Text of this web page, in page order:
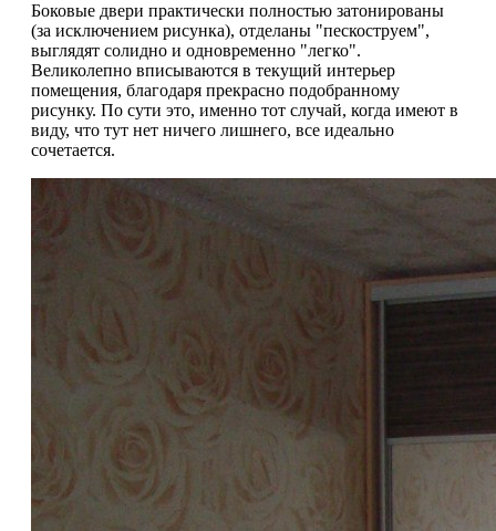
Боковые двери практически полностью затонированы
(за исключением рисунка), отделаны "пескоструем",
выглядят солидно и одновременно "легко".
Великолепно вписываются в текущий интерьер
помещения, благодаря прекрасно подобранному
рисунку. По сути это, именно тот случай, когда имеют в
виду, что тут нет ничего лишнего, все идеально
сочетается.